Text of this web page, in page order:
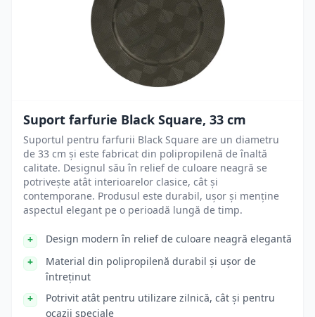
Suport farfurie Black Square, 33 cm
Suportul pentru farfurii Black Square are un diametru
de 33 cm și este fabricat din polipropilenă de înaltă
calitate. Designul său în relief de culoare neagră se
potrivește atât interioarelor clasice, cât și
contemporane. Produsul este durabil, ușor și menține
aspectul elegant pe o perioadă lungă de timp.
Design modern în relief de culoare neagră elegantă
Material din polipropilenă durabil și ușor de
întreținut
Potrivit atât pentru utilizare zilnică, cât și pentru
ocazii speciale